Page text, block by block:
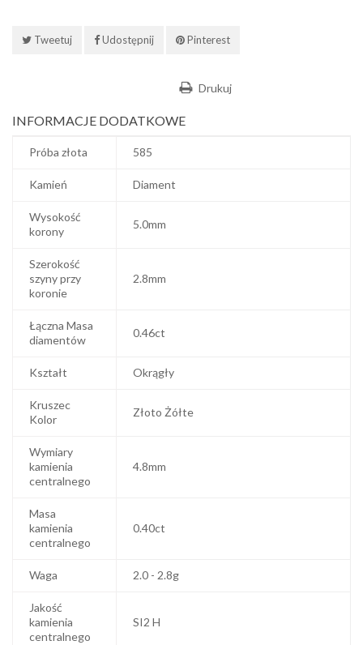
Tweetuj Udostępnij Pinterest
Drukuj
INFORMACJE DODATKOWE
Próba złota 585
Kamień Diament
Wysokość
korony
5.0mm
Szerokość
szyny przy
koronie
2.8mm
Łączna Masa
diamentów
0.46ct
Kształt Okrągły
Kruszec
Kolor
Złoto Żółte
Wymiary
kamienia
centralnego
4.8mm
Masa
kamienia
centralnego
0.40ct
Waga 2.0 - 2.8g
Jakość
kamienia
centralnego
SI2 H